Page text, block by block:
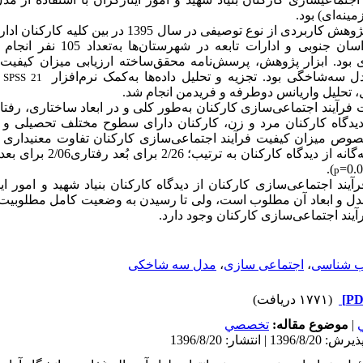
بود.
این پژوهش کاربردی از نوع توصیفی در سال 1395
ایثارگران استان خراسان
ابزار پژوهش، پرسش‌نامه محقق‌ساخته ارزیابی میزان
سه‌شاخگی بود. تجزیه و تحلیل داده‌ها به‌کمک نرم‌افزار
SPSS 21
تحلیل واریانس دوطرفه و فریدمن انجام شد.
فرآیند اجتماعی‌سازی کارکنان به‌طور کلی و در ابعاد ساختاری،
کارکنان مرد و زن، کارکنان دارای سطوح مختلف تحصیلی و
میزان کیفیت فرآیند اجتماعی‌سازی کارکنان تفاوت معنی­داری
p
).
اجتماعی‌سازی کارکنان از دیدگاه کارکنان بنیاد شهید و امور
و ابعاد آن مطلوب است، ولی تا رسیدن به وضعیت کامل مطلوبیت
اجتماعی‌سازی کارکنان وجود دارد.
شناسی، اجتماعی­ سازی، مدل سه شاخکی
(۱۷۷۱ دریافت)
| موضوع مقاله: تخصصي